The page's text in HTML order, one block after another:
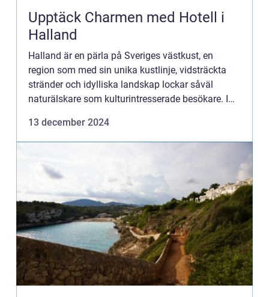
Upptäck Charmen med Hotell i
Halland
Halland är en pärla på Sveriges västkust, en
region som med sin unika kustlinje, vidsträckta
stränder och idylliska landskap lockar såväl
naturälskare som kulturintresserade besökare. I
13 december 2024